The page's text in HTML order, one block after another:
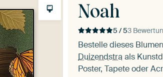
Noah
5 / 53
Bestelle dieses
Duizendstra als
Poster, Tapete oder